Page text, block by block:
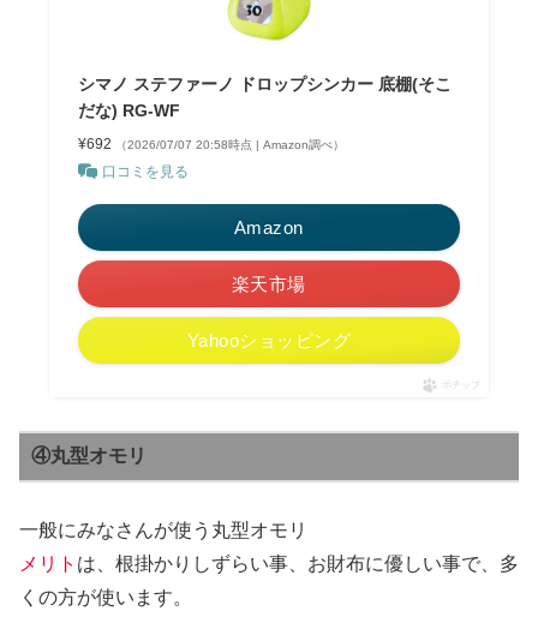
シマノ ステファーノ ドロップシンカー 底棚(そこ
だな) RG-WF
¥692 （2026/07/07 20:58時点 | Amazon調べ）
口コミを見る
Amazon
楽天市場
Yahooショッピング
ポチップ
④丸型オモリ
一般にみなさんが使う丸型オモリ
メリト は、根掛かりしずらい事、お財布に優しい事で、多
くの方が使います。